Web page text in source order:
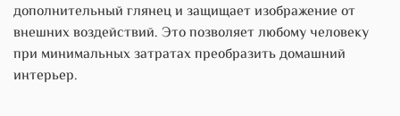
дополнительный глянец и защищает изображение от
внешних воздействий. Это позволяет любому человеку
при минимальных затратах преобразить домашний
интерьер.